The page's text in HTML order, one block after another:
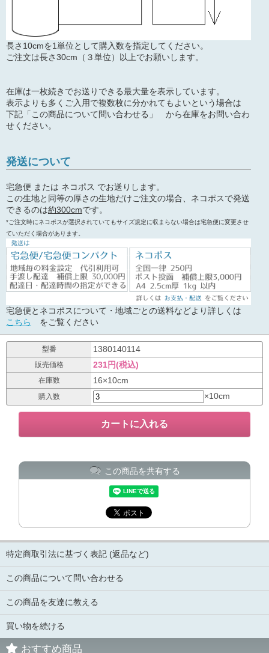
長さ10cmを1単位として購入数を指定してください。
ご注文は長さ30cm（３単位）以上でお願いします。
在庫は一枚続きでお送りできる最大量を表示しています。
表示よりも多くご入用で複数枚に分かれてもよいという場合は
下記「この商品について問い合わせる」 から在庫をお問い合わ
せください。
発送について
宅急便 または ネコポス でお送りします。
この生地と同等の厚さの生地だけご注文の場合、ネコポスで発送
できるのは約300cmです。
*ご注文時にネコポスが選択されていてもサイズ規定に収まらない場合は宅急便に変更させ
ていただく場合があります。
宅急便とネコポスについて・地域ごとの送料などより詳しくは
こちら
をご覧ください
型番 1380140114
販売価格 231円(税込)
在庫数 16×10cm
購入数 ×10cm
この商品を共有する
特定商取引法に基づく表記 (返品など)
この商品について問い合わせる
この商品を友達に教える
買い物を続ける
おすすめ商品